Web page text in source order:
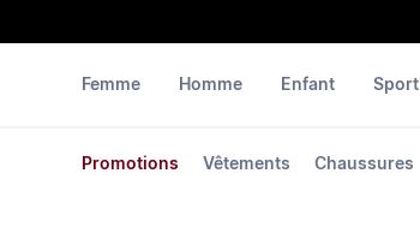
Femme
Promotions Vêtements Chaussures
Homme Enfant Sport